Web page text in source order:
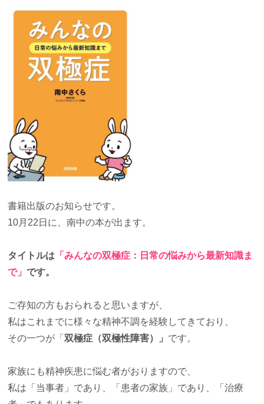
書籍出版のお知らせです。
10月22日に、南中の本が出ます。
タイトルは 「みんなの双極症：日常の悩みから最新知識ま
で」です。
ご存知の方もおられると思いますが、
私はこれまでに様々な精神不調を経験してきており、
その一つが「双極症（双極性障害）」 です。
家族にも精神疾患に悩む者がおりますので、
私は「当事者」であり、「患者の家族」であり、「治療